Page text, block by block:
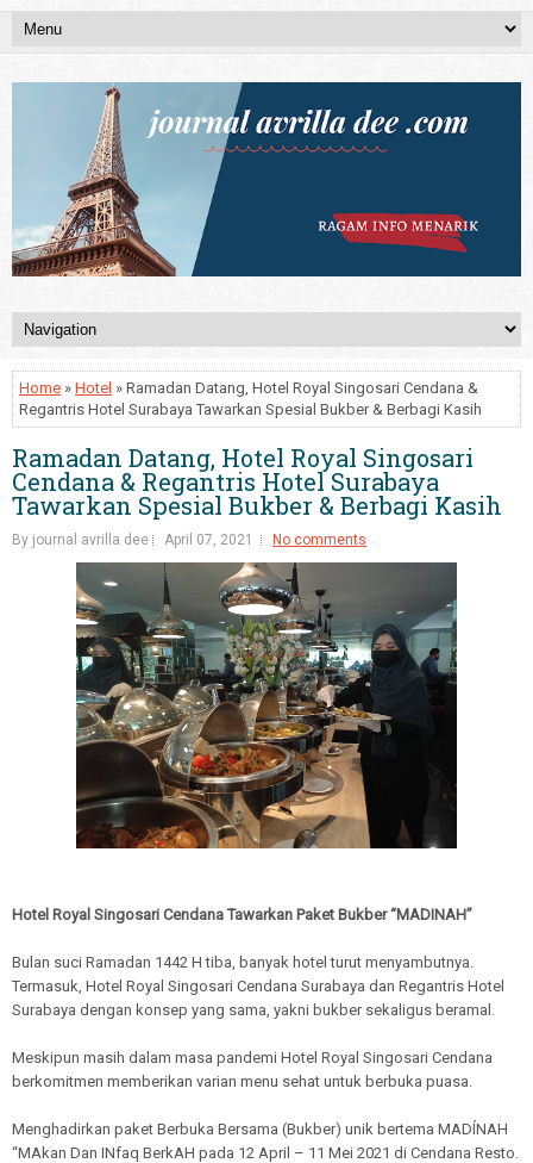
Home » Hotel » Ramadan Datang, Hotel Royal Singosari Cendana &
Regantris Hotel Surabaya Tawarkan Spesial Bukber & Berbagi Kasih
Ramadan Datang, Hotel Royal Singosari
Cendana & Regantris Hotel Surabaya
Tawarkan Spesial Bukber & Berbagi Kasih
By journal avrilla dee April 07, 2021 No comments
Hotel Royal Singosari Cendana Tawarkan Paket Bukber “MADINAH”
Bulan suci Ramadan 1442 H tiba, banyak hotel turut menyambutnya.
Termasuk, Hotel Royal Singosari Cendana Surabaya dan Regantris Hotel
Surabaya dengan konsep yang sama, yakni bukber sekaligus beramal.
Meskipun masih dalam masa pandemi Hotel Royal Singosari Cendana
berkomitmen memberikan varian menu sehat untuk berbuka puasa.
Menghadirkan paket Berbuka Bersama (Bukber) unik bertema MADÍNAH
“MAkan Dan INfaq BerkAH pada 12 April – 11 Mei 2021 di Cendana Resto.